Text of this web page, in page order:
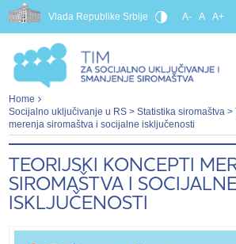
Vlada Republike Srbije A- A A+
Home
Socijalno uključivanje u RS >Statistika siromaštva >
merenja siromaštva i socijalne isključenosti
TEORIJSKI KONCEPTI
SIROMAŠTVA I
ISKLJUČENOSTI